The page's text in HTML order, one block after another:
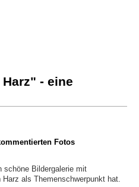
- eine
Fotos
schöne Bildergalerie mit
als Themenschwerpunkt hat.